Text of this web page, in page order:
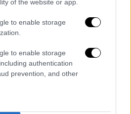
of the website or app.
to enable storage
to enable storage
authentication
prevention, and other
μας, δρώντας από
σε άλλες υπηρεσίες
μακριά γελασμένοι.